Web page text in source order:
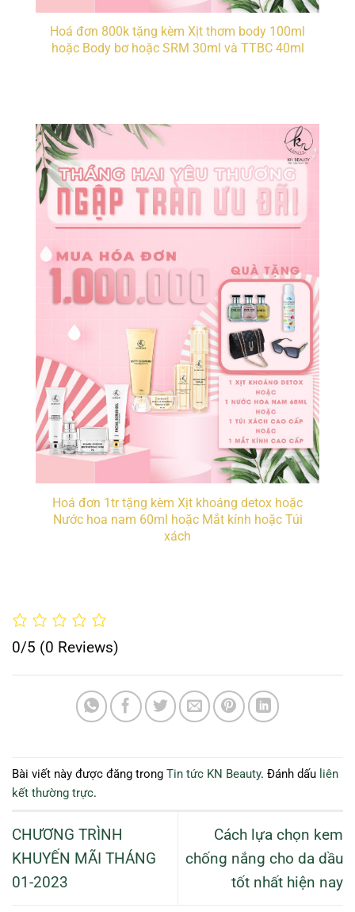
Hoá đơn 800k tặng kèm Xịt thơm body 100ml
hoặc Body bơ hoặc SRM 30ml và TTBC 40ml
Hoá đơn 1tr tặng kèm Xịt khoáng detox hoặc
Nước hoa nam 60ml hoặc Mắt kính hoặc Túi
xách
0/5 (0 Reviews)
Bài viết này được đăng trong Tin tức KN Beauty. Đánh dấu liên
kết thường trực.
CHƯƠNG TRÌNH
KHUYẾN MÃI THÁNG
01-2023
Cách lựa chọn kem
chống nắng cho da dầu
tốt nhất hiện nay